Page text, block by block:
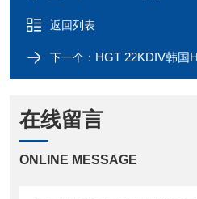
返回列表
下一个： HGT 22KDIV韩国
在线留言
ONLINE MESSAGE